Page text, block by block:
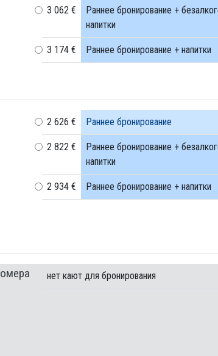
3 062 €
Раннее бронирование +
напитки
3 174 € Раннее бронирование + напитки
2 626 € Раннее бронирование
2 822 €
Раннее бронирование +
напитки
2 934 € Раннее бронирование + напитки
нет кают для бронирования